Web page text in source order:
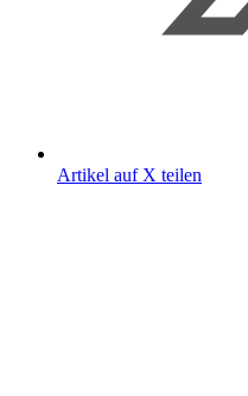
Artikel auf X teilen